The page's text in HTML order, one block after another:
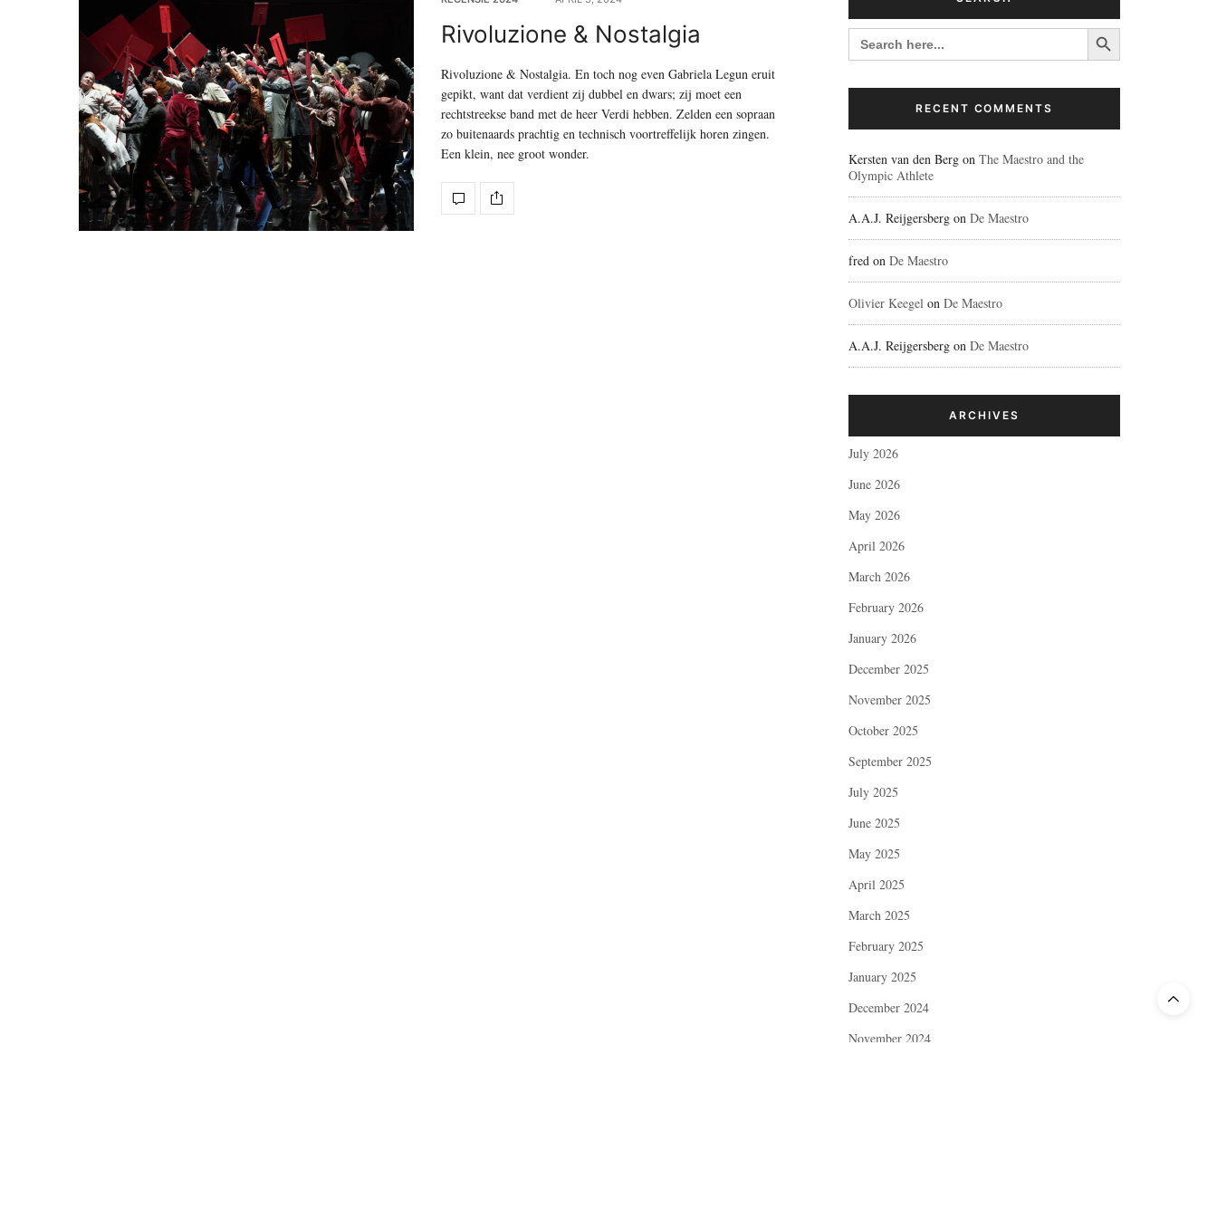
Rivoluzione & Nostalgia
Rivoluzione & Nostalgia. En toch nog even Gabriela Legun eruit
gepikt, want dat verdient zij dubbel en dwars; zij moet een
rechtstreekse band met de heer Verdi hebben. Zelden een sopraan
zo buitenaards prachtig en technisch voortreffelijk horen zingen.
Een klein, nee groot wonder.
SEARCH
FOR:
Search Button
RECENT COMMENTS
Kersten van den Berg on The Maestro and the
Olympic Athlete
A.A.J. Reijgersberg on De Maestro
fred on De Maestro
Olivier Keegel on De Maestro
A.A.J. Reijgersberg on De Maestro
ARCHIVES
July 2026
June 2026
May 2026
April 2026
March 2026
February 2026
January 2026
December 2025
November 2025
October 2025
September 2025
July 2025
June 2025
May 2025
April 2025
March 2025
February 2025
January 2025
December 2024
November 2024